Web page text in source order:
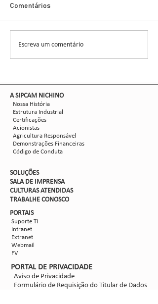
Nova safra de milho:
como mitigar as perdas
Comentários
Escreva um comentário
​A SIPCAM NICHINO
Nossa História
Estrutura Industrial
Certificações
Acionistas
Agricultura Responsável
Demonstrações Financeiras
Código de Conduta
SOLUÇÕES
SALA DE IMPRENSA
CULTURAS ATENDIDAS
TRABALHE CONOSCO
PORTAIS
Suporte TI
Intranet
Extranet
Webmail
FV
PORTAL DE PRIVACIDADE
Aviso de Privacidade
Formulário de Requisição do Titular de Dados